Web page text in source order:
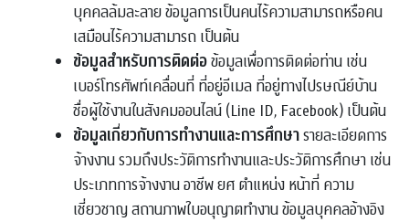
บุคคลล้มละลาย ข้อมูลการเป็นคนไร้ความสามารถหรือคน
เสมือนไร้ความสามารถ เป็นต้น
ข้อมูลสำหรับการติดต่อข้อมูลเพื่อการติดต่อท่าน เช่น
เบอร์โทรศัพท์เคลื่อนที่ ที่อยู่อีเมล ที่อยู่ทางไปรษณีย์บ้าน
ชื่อผู้ใช้งานในสังคมออนไลน์ (Line ID, Facebook) เป็นต้น
ข้อมูลเกี่ยวกับการทำงานและการศึกษารายละเอียดการ
จ้างงาน รวมถึงประวัติการทำงานและประวัติการศึกษา เช่น
ประเภทการจ้างงาน อาชีพ ยศ ตำแหน่ง หน้าที่ ความ
เชี่ยวชาญ สถานภาพใบอนุญาตทำงาน ข้อมูลบุคคลอ้างอิง